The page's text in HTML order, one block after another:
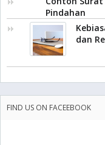
Pindahan
dan
FIND US ON FACEEBOOK